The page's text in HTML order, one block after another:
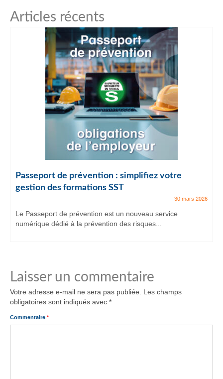
Articles récents
Passeport de prévention : simplifiez votre
gestion des formations SST
30 mars 2026
Le Passeport de prévention est un nouveau service
numérique dédié à la prévention des risques...
Laisser un commentaire
Votre adresse e-mail ne sera pas publiée.
Les champs
obligatoires sont indiqués avec *
Commentaire *